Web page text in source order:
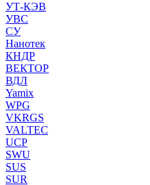
УТ-КЭВ
УВС
СУ
Нанотек
КНДР
ВЕКТОР
ВДЛ
Yamix
WPG
VKRGS
VALTEC
UCP
SWU
SUS
SUR